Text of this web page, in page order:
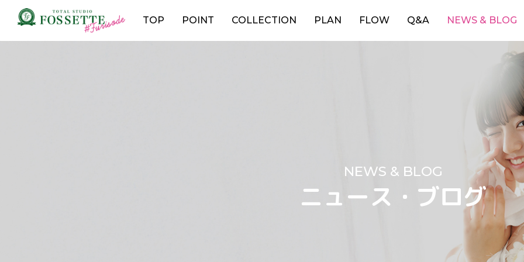
TOP POINT COLLECTION PLAN FLOW Q&A NEWS & BLOG
NEWS & BLOG
ニュース・ブログ